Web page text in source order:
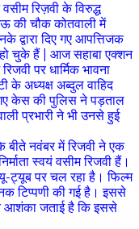
रिज़वी के विरुद्ध
की चौक कोतवाली में
द्वारा दिए गए आपत्तिजक
चुके हैं | आज सहाबा एक्शन
पर धार्मिक भावना
अध्यक्ष अब्दुल वाहिद
केस की पुलिस ने पड़ताल
प्रभारी ने भी उनसे हुई
बीते नवंबर में रिजवी ने एक
स्वयं वसीम रिजवी हैं।
ट्यूब पर चल रहा है। फिल्म
टिप्पणी की गई है। इससे
आशंका जताई है कि इससे